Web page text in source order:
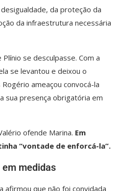
da proteção da
da infraestrutura necessária
se desculpasse. Com a
se levantou e deixou o
ameaçou convocá-la
sua presença obrigatória em
ofende Marina. Em
“vontade de enforcá-la”.
medidas
afirmou que não foi convidada